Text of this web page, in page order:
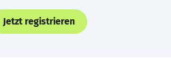
Jetzt registrieren